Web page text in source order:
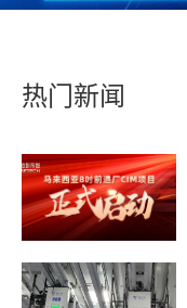
热门新闻